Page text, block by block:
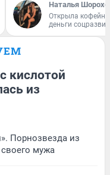
Наталья
Открыла
деньги
кислотой
из
Порнозвезда из
мужа